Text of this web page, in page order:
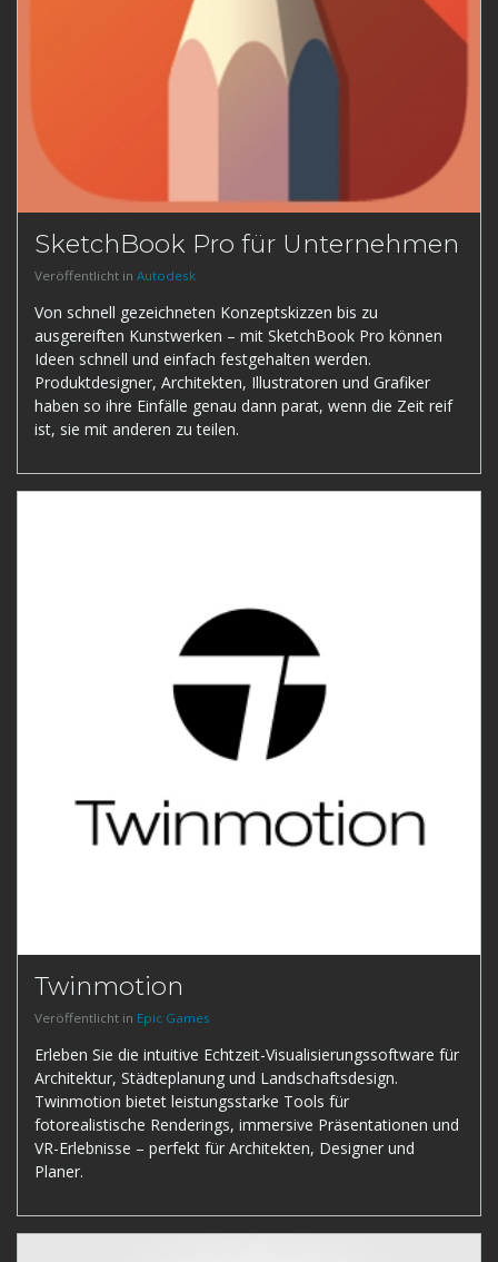
SketchBook Pro für Unternehmen
Veröffentlicht in Autodesk
Von schnell gezeichneten Konzeptskizzen bis zu
ausgereiften Kunstwerken – mit SketchBook Pro können
Ideen schnell und einfach festgehalten werden.
Produktdesigner, Architekten, Illustratoren und Grafiker
haben so ihre Einfälle genau dann parat, wenn die Zeit reif
ist, sie mit anderen zu teilen.
Twinmotion
Veröffentlicht in Epic Games
Erleben Sie die intuitive Echtzeit-Visualisierungssoftware für
Architektur, Städteplanung und Landschaftsdesign.
Twinmotion bietet leistungsstarke Tools für
fotorealistische Renderings, immersive Präsentationen und
VR-Erlebnisse – perfekt für Architekten, Designer und
Planer.